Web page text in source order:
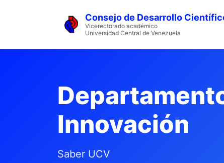
Consejo de Desarrollo
Vicerectorado académico
Universidad Central de Venezuela
Innovación
Saber UCV